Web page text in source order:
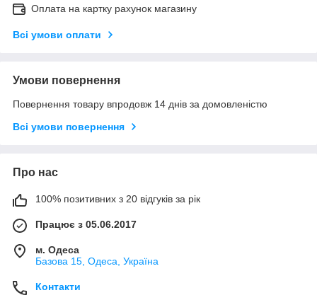
Оплата на картку рахунок магазину
Всі умови оплати
Умови повернення
Повернення товару впродовж 14 днів за домовленістю
Всі умови повернення
Про нас
100% позитивних з 20 відгуків за рік
Працює з 05.06.2017
м. Одеса
Базова 15, Одеса, Україна
Контакти